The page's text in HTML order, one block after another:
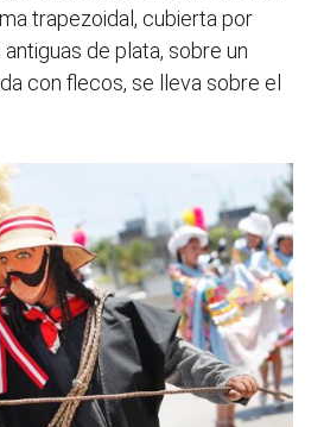
trapezoidal, cubierta por
de plata, sobre un
con flecos, se lleva sobre el